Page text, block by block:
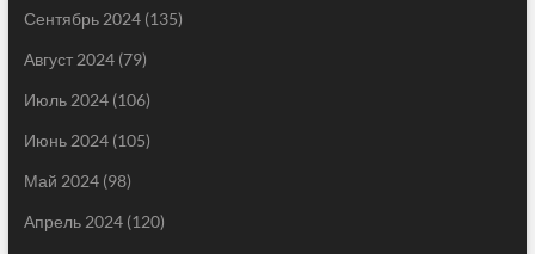
Сентябрь 2024(135)
Август 2024(79)
Июль 2024(106)
Июнь 2024(105)
Май 2024(98)
Апрель 2024(120)